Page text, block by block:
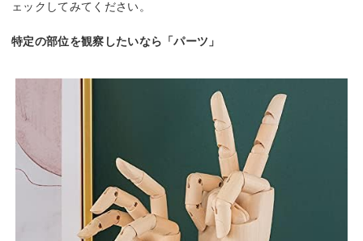
ェックしてみてください。
特定の部位を観察したいなら「パーツ」